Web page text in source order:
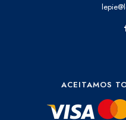
ACEITAMOS